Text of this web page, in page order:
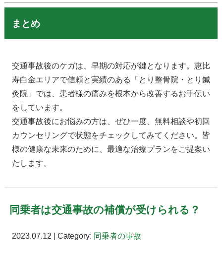
まとめ
交通事故後のケガは、早期の対応が鍵となります。恵比
寿白金エリアで信頼と実績のある「とり整骨院・とり鍼
灸院」では、患者様の痛みを根本から改善するお手伝い
をしています。
交通事故後にお悩みの方は、ぜひ一度、無料相談や初回
カウンセリングで状態をチェックしてみてください。皆
様の健康な未来のために、最適な治療プランをご提案い
たします。
同乗者は交通事故の補償が受けられる？
2023.07.12 | Category: 同乗者の事故